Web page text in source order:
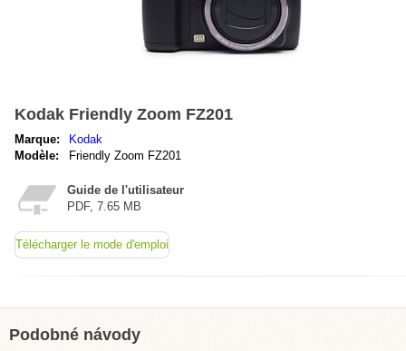
Kodak Friendly Zoom FZ201
Marque:
Kodak
Modèle:
Friendly Zoom FZ201
Guide de l'utilisateur
PDF, 7.65 MB
Télécharger le mode d'emploi
Podobné návody